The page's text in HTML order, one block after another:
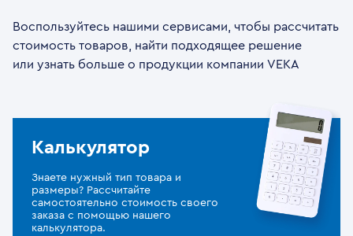
Воспользуйтесь нашими сервисами, чтобы рассчитать
стоимость товаров, найти подходящее решение
или узнать больше о продукции компании VEKA
Калькулятор
Знаете нужный тип товара и
размеры? Рассчитайте
самостоятельно стоимость своего
заказа с помощью нашего
калькулятора.